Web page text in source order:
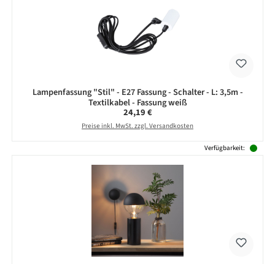
Lampenfassung "Stil" - E27 Fassung - Schalter - L: 3,5m -
Textilkabel - Fassung weiß
Regulärer Preis:
24,19 €
Preise inkl. MwSt. zzgl. Versandkosten
Verfügbarkeit: